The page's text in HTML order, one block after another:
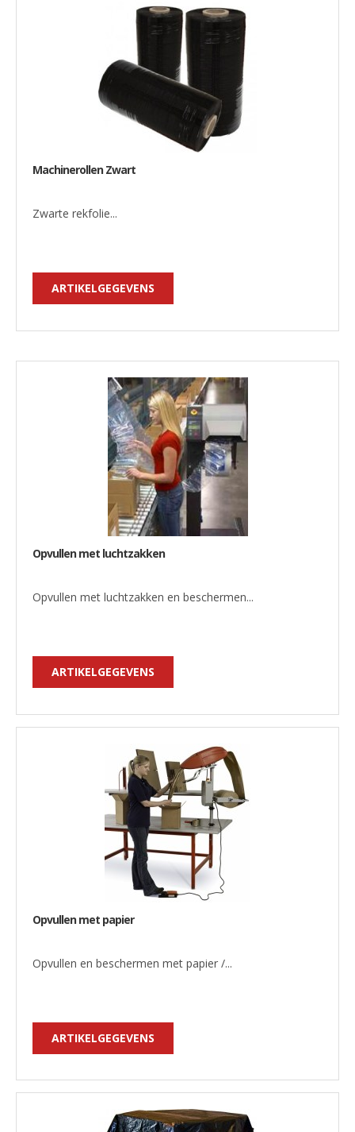
Machinerollen Zwart
Zwarte rekfolie...
ARTIKELGEGEVENS
Opvullen met luchtzakken
Opvullen met luchtzakken en beschermen...
ARTIKELGEGEVENS
Opvullen met papier
Opvullen en beschermen met papier /...
ARTIKELGEGEVENS